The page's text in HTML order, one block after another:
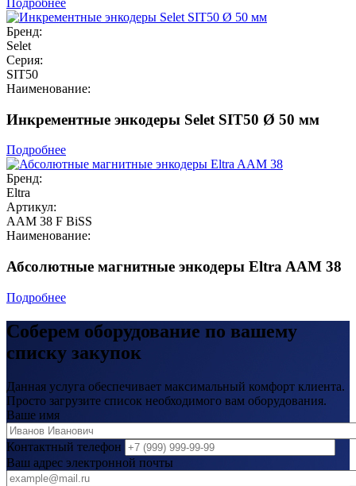
Бренд:
Selet
Серия:
SIT50
Наименование:
Инкрементные энкодеры Selet SIT50 Ø 50 мм
Подробнее
Бренд:
Eltra
Артикул:
AAM 38 F BiSS
Наименование:
Абсолютные магнитные энкодеры Eltra AAM 38
Подробнее
Соберем оборудование по вашему
списку закупок
Данная услуга обеспечивает максимальный комфорт клиента.
Просто загрузите список необходимого вам оборудования.
Ваше имя
Контактный телефон
Ваш адрес электронной почты